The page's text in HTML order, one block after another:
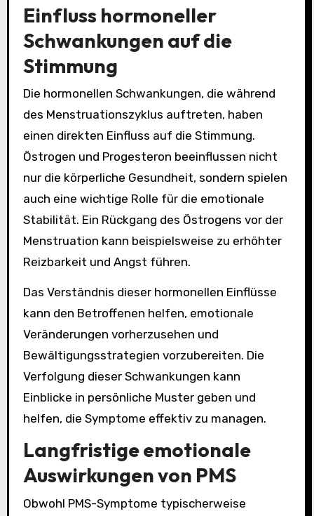
Einfluss hormoneller
Schwankungen auf die
Stimmung
Die hormonellen Schwankungen, die während
des Menstruationszyklus auftreten, haben
einen direkten Einfluss auf die Stimmung.
Östrogen und Progesteron beeinflussen nicht
nur die körperliche Gesundheit, sondern spielen
auch eine wichtige Rolle für die emotionale
Stabilität. Ein Rückgang des Östrogens vor der
Menstruation kann beispielsweise zu erhöhter
Reizbarkeit und Angst führen.
Das Verständnis dieser hormonellen Einflüsse
kann den Betroffenen helfen, emotionale
Veränderungen vorherzusehen und
Bewältigungsstrategien vorzubereiten. Die
Verfolgung dieser Schwankungen kann
Einblicke in persönliche Muster geben und
helfen, die Symptome effektiv zu managen.
Langfristige emotionale
Auswirkungen von PMS
Obwohl PMS-Symptome typischerweise